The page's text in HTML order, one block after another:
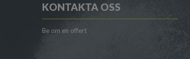
KONTAKTA OSS
Be om en offert